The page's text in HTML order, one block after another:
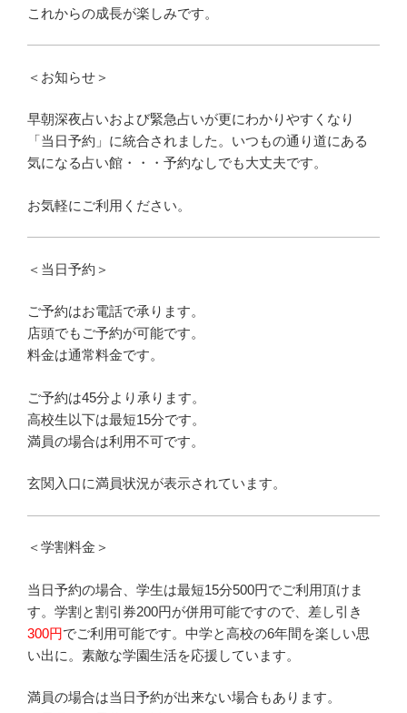
これからの成長が楽しみです。
＜お知らせ＞
早朝深夜占いおよび緊急占いが更にわかりやすくなり
「当日予約」に統合されました。いつもの通り道にある
気になる占い館・・・予約なしでも大丈夫です。
お気軽にご利用ください。
＜当日予約＞
ご予約はお電話で承ります。
店頭でもご予約が可能です。
料金は通常料金です。
ご予約は45分より承ります。
高校生以下は最短15分です。
満員の場合は利用不可です。
玄関入口に満員状況が表示されています。
＜学割料金＞
当日予約の場合、学生は最短15分500円でご利用頂けま
す。学割と割引券200円が併用可能ですので、差し引き
300円でご利用可能です。中学と高校の6年間を楽しい思
い出に。素敵な学園生活を応援しています。
満員の場合は当日予約が出来ない場合もあります。